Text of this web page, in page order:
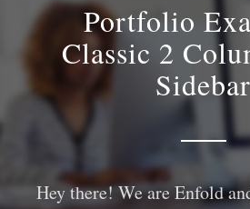
Portfolio
Classic 2
Sidebar
Hey there! We are Enfold